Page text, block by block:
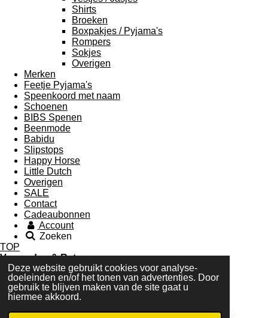
Deze website gebruikt cookies voor analyse-
doeleinden en/of het tonen van advertenties. Door
gebruik te blijven maken van de site gaat u
hiermee akkoord.
Shirts
Broeken
Boxpakjes / Pyjama's
Rompers
Sokjes
Overigen
Merken
Feetje Pyjama's
Speenkoord met naam
Schoenen
BIBS Spenen
Beenmode
Babidu
Slipstops
Happy Horse
Little Dutch
Overigen
SALE
Contact
Cadeaubonnen
Account
Zoeken
TOP
Verzenden & Retourneren
Algemene Voorwaarden
Retourformulier
© 2017 Bambino